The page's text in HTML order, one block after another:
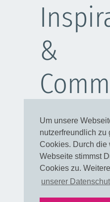
Um unsere
nutzerfreundlich zu
Cookies. Durch die
Webseite stimmst
Cookies zu.
unserer
&
Kleider
Blusen
Taschen